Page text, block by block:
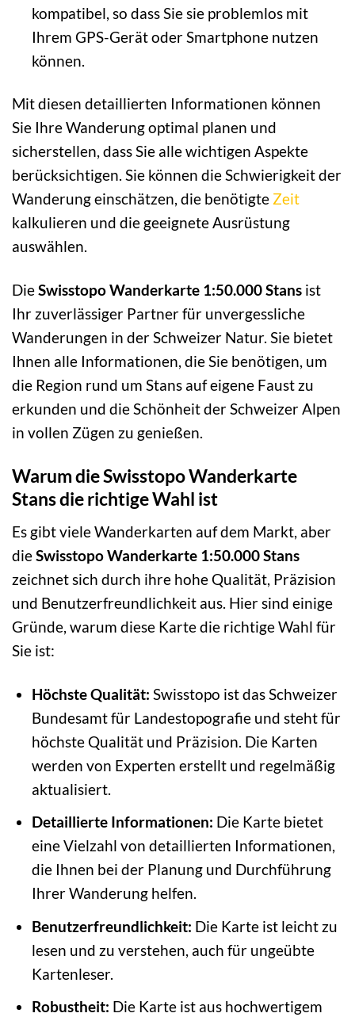
kompatibel, so dass Sie sie problemlos mit
Ihrem GPS-Gerät oder Smartphone nutzen
können.
Mit diesen detaillierten Informationen können
Sie Ihre Wanderung optimal planen und
sicherstellen, dass Sie alle wichtigen Aspekte
berücksichtigen. Sie können die Schwierigkeit der
Wanderung einschätzen, die benötigte Zeit
kalkulieren und die geeignete Ausrüstung
auswählen.
DieSwisstopo Wanderkarte 1:50.000 Stans ist
Ihr zuverlässiger Partner für unvergessliche
Wanderungen in der Schweizer Natur. Sie bietet
Ihnen alle Informationen, die Sie benötigen, um
die Region rund um Stans auf eigene Faust zu
erkunden und die Schönheit der Schweizer Alpen
in vollen Zügen zu genießen.
Warum die Swisstopo Wanderkarte
Stans die richtige Wahl ist
Es gibt viele Wanderkarten auf dem Markt, aber
dieSwisstopo Wanderkarte 1:50.000 Stans
zeichnet sich durch ihre hohe Qualität, Präzision
und Benutzerfreundlichkeit aus. Hier sind einige
Gründe, warum diese Karte die richtige Wahl für
Sie ist:
Höchste Qualität: Swisstopo ist das Schweizer
Bundesamt für Landestopografie und steht für
höchste Qualität und Präzision. Die Karten
werden von Experten erstellt und regelmäßig
aktualisiert.
Detaillierte Informationen: Die Karte bietet
eine Vielzahl von detaillierten Informationen,
die Ihnen bei der Planung und Durchführung
Ihrer Wanderung helfen.
Benutzerfreundlichkeit: Die Karte ist leicht zu
lesen und zu verstehen, auch für ungeübte
Kartenleser.
Robustheit: Die Karte ist aus hochwertigem